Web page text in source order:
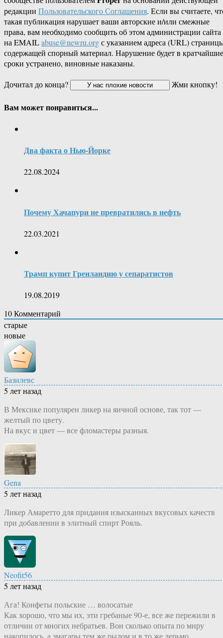
редакции Пользовательского Соглашения. Если вы считаете,
такая публикация нарушает ваши авторские и/или смежные
права, вам необходимо сообщить об этом администрации сайта
на EMAILabuse@newru.orgс указанием адреса (URL)
содержащей спорный материал. Нарушение будет в кратчайшие
сроки устранено, виновные наказаны.
Дочитал до конца?
Жми кнопку!
Вам может понравиться...
Два факта о Нью-Йорке
22.08.2024
Почему Хачапури не превратились в нефть
22.03.2021
Трамп купит Гренландию у сепаратистов
19.08.2019
10Комментарий
старые
новые
Базилевс
5 лет назад
В Мексике популярен ликер на яичной основе, так тот —
желтый по цвету.
На вкус и цвет — все фломастеры разныя.
Gena
5 лет назад
Ликер Амаретто для придания изысканных вкусовых качеств
при добавлении в элитный спирт Рояль.
Neofit56
5 лет назад
Ага! Конфеты польские … волосатые
Как хорошо, что мы их, эти гребаные 90-е, все же пережили в
отличии от многих небратьев. Вон сколько опыта по миру